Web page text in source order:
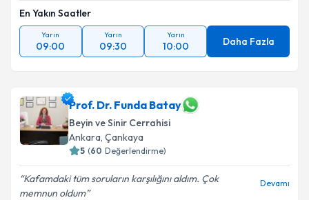
En Yakın Saatler
Yarın
09:00
Yarın
09:30
Yarın
10:00 Daha Fazla
Prof. Dr. Funda Batay
Beyin ve Sinir Cerrahisi
Ankara, Çankaya
5 (60 Değerlendirme)
Kafamdaki tüm soruların karşılığını aldım. Çok
memnun oldum
Devamı